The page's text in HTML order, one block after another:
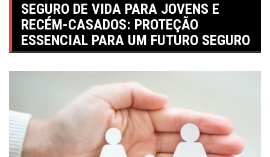
SEGURO DE VIDA PARA JOVENS E
RECÉM-CASADOS: PROTEÇÃO
ESSENCIAL PARA UM FUTURO SEGURO